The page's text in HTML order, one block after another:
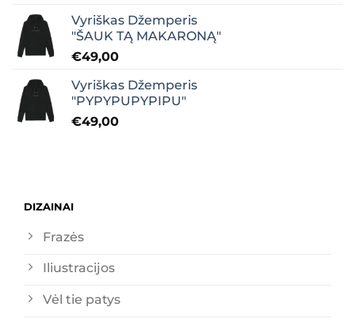
Vyriškas Džemperis
"ŠAUK TĄ MAKARONĄ"
€49,00
Vyriškas Džemperis
"PYPYPUPYPIPU"
€49,00
DIZAINAI
Frazės
Iliustracijos
Vėl tie patys